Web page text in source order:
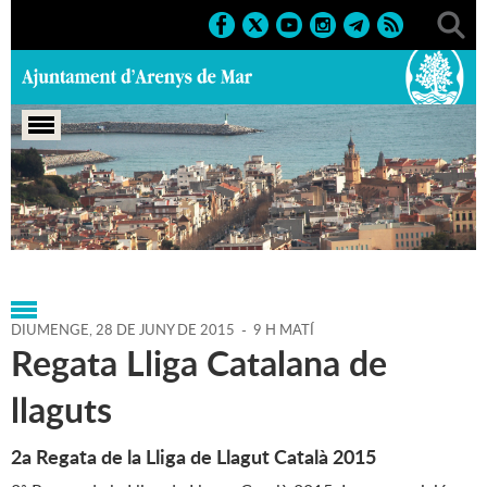
Portada > Agenda > 28-06-
2015 > Marcs > Esportius > 2015 > Activitats Esportives
DIUMENGE,28 DE JUNY DE 2015 - 9 H MATÍ
Regata Lliga Catalana de
llaguts
2a Regata de la Lliga de Llagut Català 2015